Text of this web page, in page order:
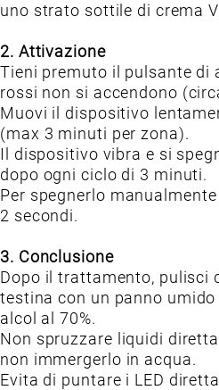
uno strato sottile di crema
2. Attivazione
Tieni premuto il pulsante di
rossi non si accendono
Muovi il dispositivo
(max 3 minuti per zona).
Il dispositivo vibra e si
dopo ogni ciclo di 3 minuti.
Per spegnerlo
2 secondi.
3. Conclusione
Dopo il trattamento, pulisci
testina con un panno
alcol al 70%.
Non spruzzare liquidi
non immergerlo in acqua.
Evita di puntare i LED